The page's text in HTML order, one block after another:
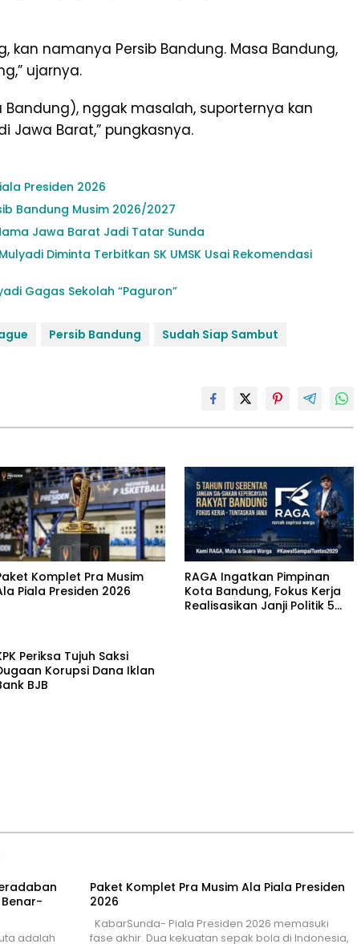
kan namanya Persib Bandung. Masa Bandung,
ujarnya.
Bandung), nggak masalah, suporternya kan
Jawa Barat,” pungkasnya.
Presiden 2026
Bandung Musim 2026/2027
Jawa Barat Jadi Tatar Sunda
Diminta Terbitkan SK UMSK Usai Rekomendasi
Gagas Sekolah “Paguron”
Persib Bandung Sudah Siap Sambut
Komplet Pra Musim
Piala Presiden 2026
RAGA Ingatkan Pimpinan
Kota Bandung, Fokus Kerja
Realisasikan Janji Politik 5
Periksa Tujuh Saksi
Korupsi Dana Iklan
BJB
adalah
Paket Komplet Pra Musim Ala Piala Presiden
2026
KabarSunda- Piala Presiden 2026 memasuki
fase akhir. Dua kekuatan sepak bola di Indonesia,